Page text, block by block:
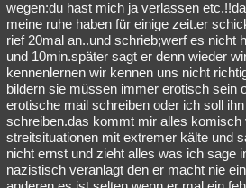
wegen:du hast mich ja verlassen
meine ruhe haben für einige zeit.er
rief 20mal an..und schrieb;werf es nicht
und 10min.später sagt er denn wieder
kennenlernen wir kennen uns nicht
bildern sie müssen immer erotisch sein
erotische mail schreiben oder ich soll
schreiben.das kommt mir alles komisch
streitsituationen mit extremer kälte und
nicht ernst und zieht alles was ich sage
nazistisch veranlagt den er macht nie